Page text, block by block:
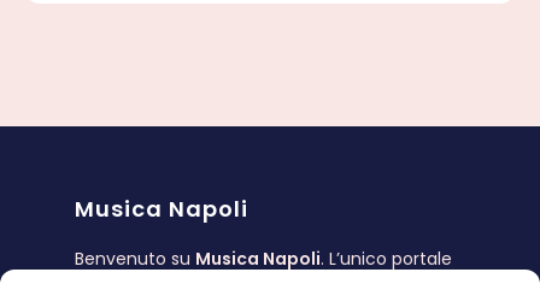
Musica Napoli
Benvenuto su Musica Napoli. L’unico portale